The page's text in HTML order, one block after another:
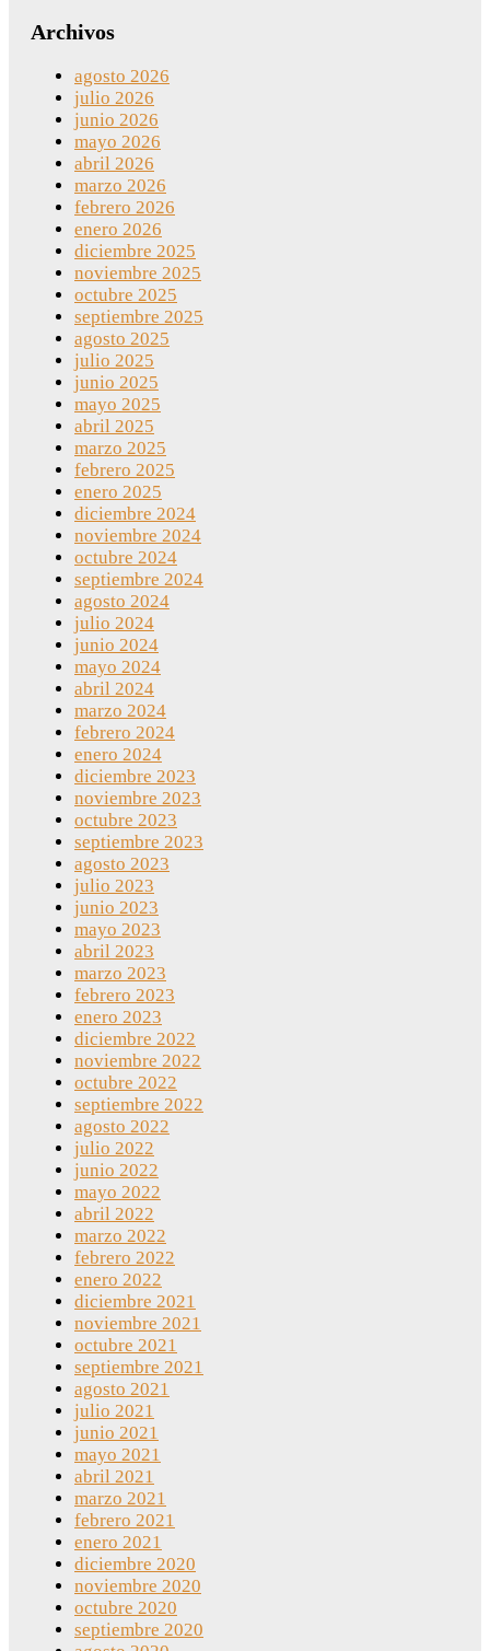
Archivos
agosto 2026
julio 2026
junio 2026
mayo 2026
abril 2026
marzo 2026
febrero 2026
enero 2026
diciembre 2025
noviembre 2025
octubre 2025
septiembre 2025
agosto 2025
julio 2025
junio 2025
mayo 2025
abril 2025
marzo 2025
febrero 2025
enero 2025
diciembre 2024
noviembre 2024
octubre 2024
septiembre 2024
agosto 2024
julio 2024
junio 2024
mayo 2024
abril 2024
marzo 2024
febrero 2024
enero 2024
diciembre 2023
noviembre 2023
octubre 2023
septiembre 2023
agosto 2023
julio 2023
junio 2023
mayo 2023
abril 2023
marzo 2023
febrero 2023
enero 2023
diciembre 2022
noviembre 2022
octubre 2022
septiembre 2022
agosto 2022
julio 2022
junio 2022
mayo 2022
abril 2022
marzo 2022
febrero 2022
enero 2022
diciembre 2021
noviembre 2021
octubre 2021
septiembre 2021
agosto 2021
julio 2021
junio 2021
mayo 2021
abril 2021
marzo 2021
febrero 2021
enero 2021
diciembre 2020
noviembre 2020
octubre 2020
septiembre 2020